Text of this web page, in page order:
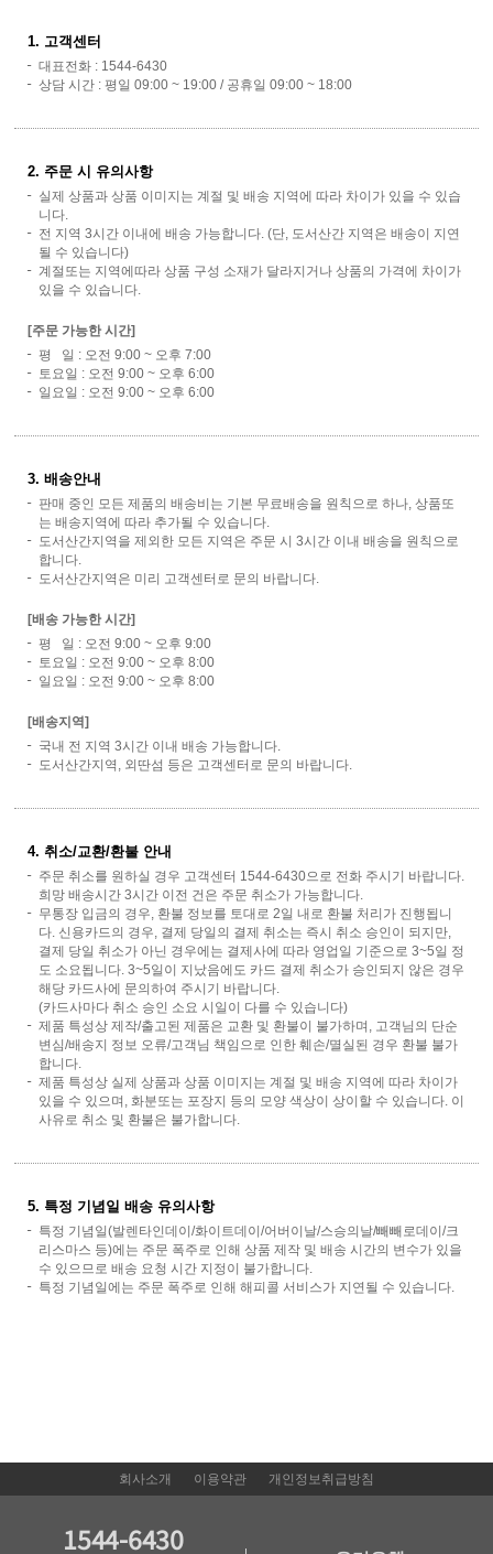
1. 고객센터
대표전화 : 1544-6430
상담 시간 : 평일 09:00 ~ 19:00 / 공휴일 09:00 ~ 18:00
2. 주문 시 유의사항
실제 상품과 상품 이미지는 계절 및 배송 지역에 따라 차이가 있을 수 있습
니다.
전 지역 3시간 이내에 배송 가능합니다. (단, 도서산간 지역은 배송이 지연
될 수 있습니다)
계절또는 지역에따라 상품 구성 소재가 달라지거나 상품의 가격에 차이가
있을 수 있습니다.
[주문 가능한 시간]
평 일 : 오전 9:00 ~ 오후 7:00
토요일 : 오전 9:00 ~ 오후 6:00
일요일 : 오전 9:00 ~ 오후 6:00
3. 배송안내
판매 중인 모든 제품의 배송비는 기본 무료배송을 원칙으로 하나, 상품또
는 배송지역에 따라 추가될 수 있습니다.
도서산간지역을 제외한 모든 지역은 주문 시 3시간 이내 배송을 원칙으로
합니다.
도서산간지역은 미리 고객센터로 문의 바랍니다.
[배송 가능한 시간]
평 일 : 오전 9:00 ~ 오후 9:00
토요일 : 오전 9:00 ~ 오후 8:00
일요일 : 오전 9:00 ~ 오후 8:00
[배송지역]
국내 전 지역 3시간 이내 배송 가능합니다.
도서산간지역, 외딴섬 등은 고객센터로 문의 바랍니다.
4. 취소/교환/환불 안내
주문 취소를 원하실 경우 고객센터 1544-6430으로 전화 주시기 바랍니다.
희망 배송시간 3시간 이전 건은 주문 취소가 가능합니다.
무통장 입금의 경우, 환불 정보를 토대로 2일 내로 환불 처리가 진행됩니
다. 신용카드의 경우, 결제 당일의 결제 취소는 즉시 취소 승인이 되지만,
결제 당일 취소가 아닌 경우에는 결제사에 따라 영업일 기준으로 3~5일 정
도 소요됩니다. 3~5일이 지났음에도 카드 결제 취소가 승인되지 않은 경우
해당 카드사에 문의하여 주시기 바랍니다.
(카드사마다 취소 승인 소요 시일이 다를 수 있습니다)
제품 특성상 제작/출고된 제품은 교환 및 환불이 불가하며, 고객님의 단순
변심/배송지 정보 오류/고객님 책임으로 인한 훼손/멸실된 경우 환불 불가
합니다.
제품 특성상 실제 상품과 상품 이미지는 계절 및 배송 지역에 따라 차이가
있을 수 있으며, 화분또는 포장지 등의 모양 색상이 상이할 수 있습니다. 이
사유로 취소 및 환불은 불가합니다.
5. 특정 기념일 배송 유의사항
특정 기념일(발렌타인데이/화이트데이/어버이날/스승의날/빼빼로데이/크
리스마스 등)에는 주문 폭주로 인해 상품 제작 및 배송 시간의 변수가 있을
수 있으므로 배송 요청 시간 지정이 불가합니다.
특정 기념일에는 주문 폭주로 인해 해피콜 서비스가 지연될 수 있습니다.
회사소개 이용약관 개인정보취급방침
1544-6430